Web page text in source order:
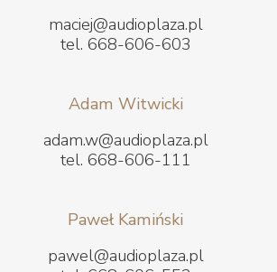
maciej@audioplaza.pl
tel. 668-606-603
Adam Witwicki
adam.w@audioplaza.pl
tel. 668-606-111
Paweł Kamiński
pawel@audioplaza.pl